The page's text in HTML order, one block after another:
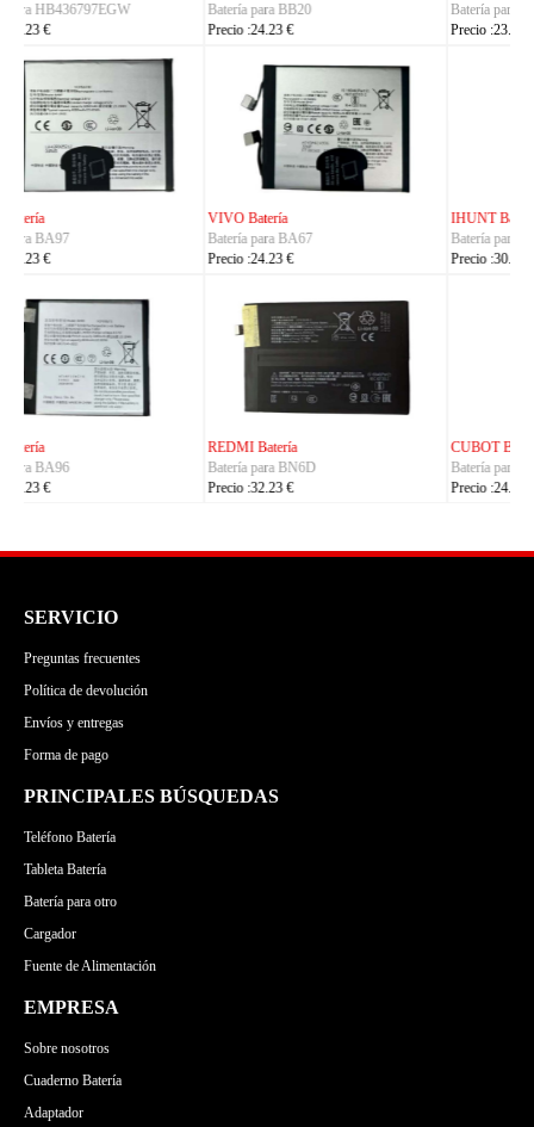
Batería para BL-25AA
Precio :23.23 €
Batería para C21P2401
Precio :37.23 €
IHUNT Batería
Batería para Titan-P13000
Precio :30.23 €
HUACE Batería
Batería para LT60
Precio :42.23 €
CUBOT Batería
Batería para C35
Precio :24.23 €
PHILIPS Batería
Batería para S7105
Precio :24.23 €
SERVICIO
Preguntas frecuentes
Política de devolución
Envíos y entregas
Forma de pago
PRINCIPALES BÚSQUEDAS
Teléfono Batería
Tableta Batería
Batería para otro
Cargador
Fuente de Alimentación
EMPRESA
Sobre nosotros
Cuaderno Batería
Adaptador